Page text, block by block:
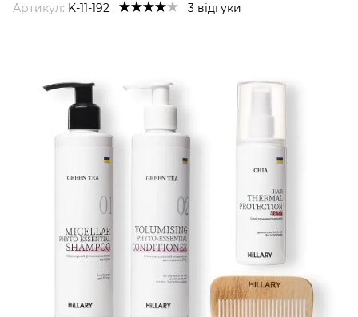
Артикул: K-11-192 3 відгуки